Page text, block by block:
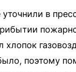
уточнили в
хлопок
поэтому